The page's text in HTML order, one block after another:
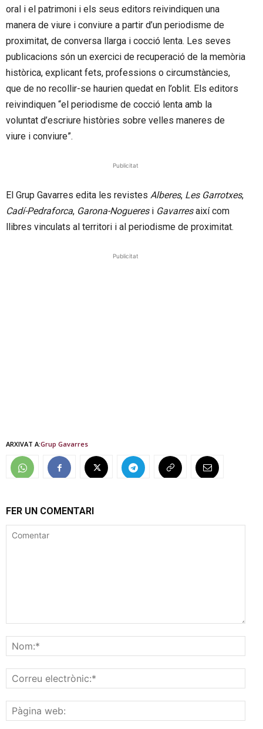
oral i el patrimoni i els seus editors reivindiquen una
manera de viure i conviure a partir d’un periodisme de
proximitat, de conversa llarga i cocció lenta. Les seves
publicacions són un exercici de recuperació de la memòria
històrica, explicant fets, professions o circumstàncies,
que de no recollir-se haurien quedat en l’oblit. Els editors
reivindiquen “el periodisme de cocció lenta amb la
voluntat d’escriure històries sobre velles maneres de
viure i conviure”.
Publicitat
El Grup Gavarres edita les revistes Alberes, Les Garrotxes,
Cadí-Pedraforca, Garona-Nogueres i Gavarresaixí com
llibres vinculats al territori i al periodisme de proximitat.
Publicitat
ARXIVAT A:Grup Gavarres
FER UN COMENTARI
web: